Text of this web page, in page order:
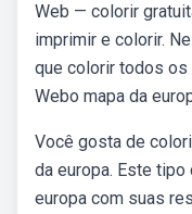
Web — colorir
imprimir e colorir.
que colorir todos os
Webo mapa da
Você gosta de
da europa. Este
europa com suas